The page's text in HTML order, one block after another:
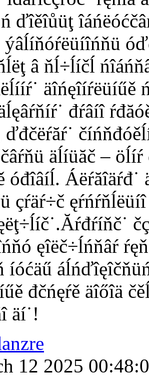
ďîěîůüţ
ýâĺíňóŕëüíîńňü
â ňĺ÷ĺíčĺ
äîńęîíŕëüíűě
đŕâíî
ďđčëŕăŕ˙
äĺíüăč – öĺíŕ
óđîâíĺ. Áëŕăîäŕđ˙
çŕäŕ÷č
ęîëč÷ĺńňâŕ
íóćäű
đčńęŕě äîőîä
äí˙!
12 2025